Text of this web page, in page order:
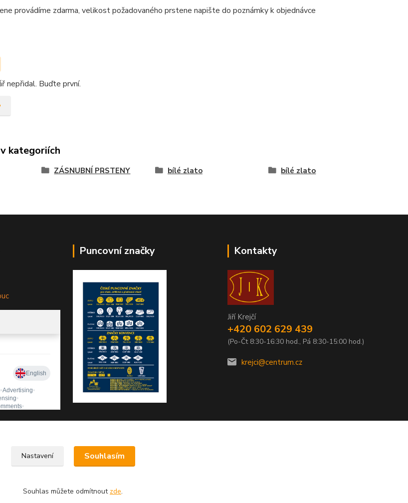
provádíme zdarma, velikost požadovaného prstene napište do poznámky k objednávce
nepřidal. Buďte první.
kategoriích
ZÁSNUBNÍ PRSTENY bílé zlato bílé zlato
Puncovní značky Kontakty
Jiří Krejčí
+420 602 629 439
(Po-Čt 8:30-16:30 hod., Pá 8:30-15:00 hod.)
krejci@centrum.cz
Nastavení Souhlasím
Souhlas můžete odmítnout zde.